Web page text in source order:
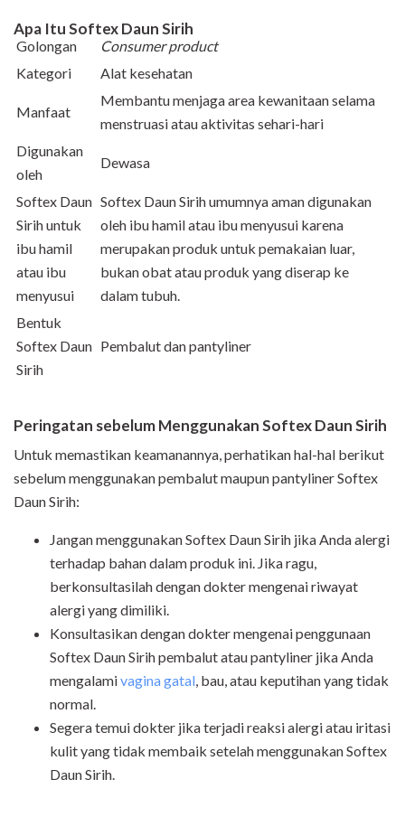
Apa Itu Softex Daun Sirih
Golongan
Consumer product
Kategori
Alat kesehatan
Manfaat
Membantu menjaga area kewanitaan selama
menstruasi atau aktivitas sehari-hari
Digunakan
oleh
Dewasa
Softex Daun
Sirih untuk
ibu hamil
atau ibu
menyusui
Softex Daun Sirih umumnya aman digunakan
oleh ibu hamil atau ibu menyusui karena
merupakan produk untuk pemakaian luar,
bukan obat atau produk yang diserap ke
dalam tubuh.
Bentuk
Softex Daun
Sirih
Pembalut dan pantyliner
Peringatan sebelum Menggunakan Softex Daun Sirih
Untuk memastikan keamanannya, perhatikan hal-hal berikut
sebelum menggunakan pembalut maupun pantyliner Softex
Daun Sirih:
Jangan menggunakan Softex Daun Sirih jika Anda alergi
terhadap bahan dalam produk ini. Jika ragu,
berkonsultasilah dengan dokter mengenai riwayat
alergi yang dimiliki.
Konsultasikan dengan dokter mengenai penggunaan
Softex Daun Sirih pembalut atau pantyliner jika Anda
mengalamivagina gatal, bau, atau keputihan yang tidak
normal.
Segera temui dokter jika terjadi reaksi alergi atau iritasi
kulit yang tidak membaik setelah menggunakan Softex
Daun Sirih.